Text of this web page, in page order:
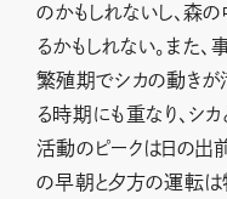
のかもしれないし、森
るかもしれない。また
繁殖期でシカの動き
る時期にも重なり、シ
活動のピークは日の出
の早朝と夕方の運転は